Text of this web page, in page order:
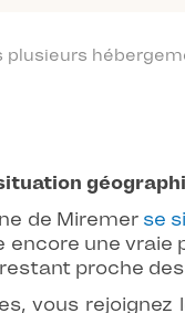
plusieurs
de Miremer se
encore une vraie
proche
vous